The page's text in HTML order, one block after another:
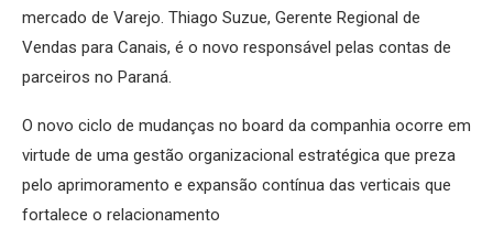
mercado de Varejo. Thiago Suzue, Gerente Regional de
Vendas para Canais, é o novo responsável pelas contas de
parceiros no Paraná.
O novo ciclo de mudanças no board da companhia ocorre em
virtude de uma gestão organizacional estratégica que preza
pelo aprimoramento e expansão contínua das verticais que
fortalece o relacionamento